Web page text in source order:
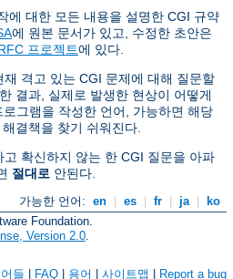
에 대한 모든 내용을 설명한 CGI 규약
에 원본 문서가 있고, 수정한 초안은
프로젝트에 있다.
격고 있는 CGI 문제에 대해 질문할
결과, 실제로 발생한 현상이 어떻게
그램을 작성한 언어, 가능하면 해당
결책을 찾기 쉬워진다.
확신하지 않는 한 CGI 질문을 아파
절대로 안된다.
가능한 언어: en | es | fr | ja | ko
Foundation.
Version 2.0.
들 FAQ 용어 사이트맵 Report a bug